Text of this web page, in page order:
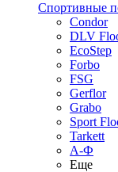
Спортивные
Condor
DLV
EcoStep
Forbo
FSG
Gerflor
Grabo
Sport
Tarkett
А-Ф
Еще